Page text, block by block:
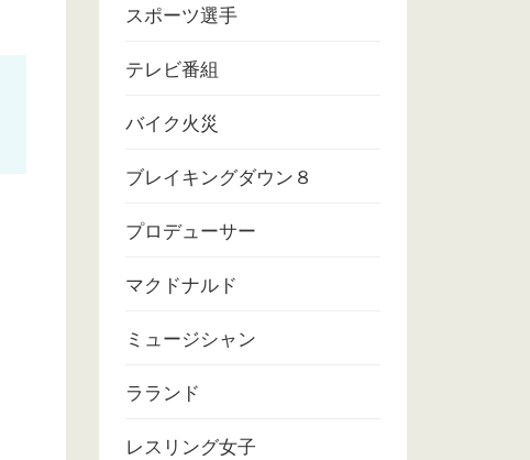
スポーツ選手
テレビ番組
バイク火災
ブレイキングダウン８
プロデューサー
マクドナルド
ミュージシャン
ラランド
レスリング女子